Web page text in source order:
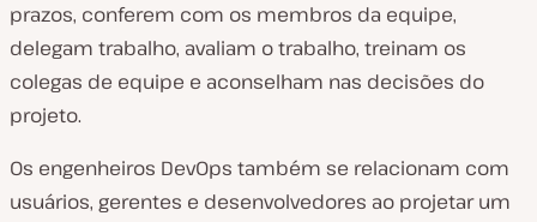
prazos, conferem com os membros da equipe,
delegam trabalho, avaliam o trabalho, treinam os
colegas de equipe e aconselham nas decisões do
projeto.
Os engenheiros DevOps também se relacionam com
usuários, gerentes e desenvolvedores ao projetar um